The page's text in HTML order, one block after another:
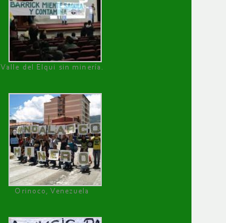
Valle del Elqui sin minería.
Orinoco, Venezuela